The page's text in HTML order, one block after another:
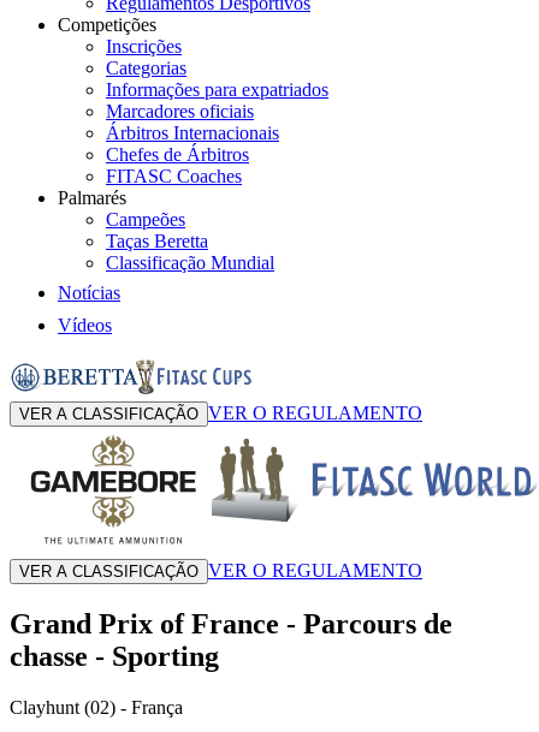
Competições
Inscrições
Categorias
Informações para expatriados
Marcadores oficiais
Árbitros Internacionais
Chefes de Árbitros
FITASC Coaches
Palmarés
Campeões
Taças Beretta
Classificação Mundial
Notícias
Vídeos
VER A CLASSIFICAÇÃO VER O REGULAMENTO
VER A CLASSIFICAÇÃO VER O REGULAMENTO
Grand Prix of France - Parcours de
chasse - Sporting
Clayhunt (02) - França